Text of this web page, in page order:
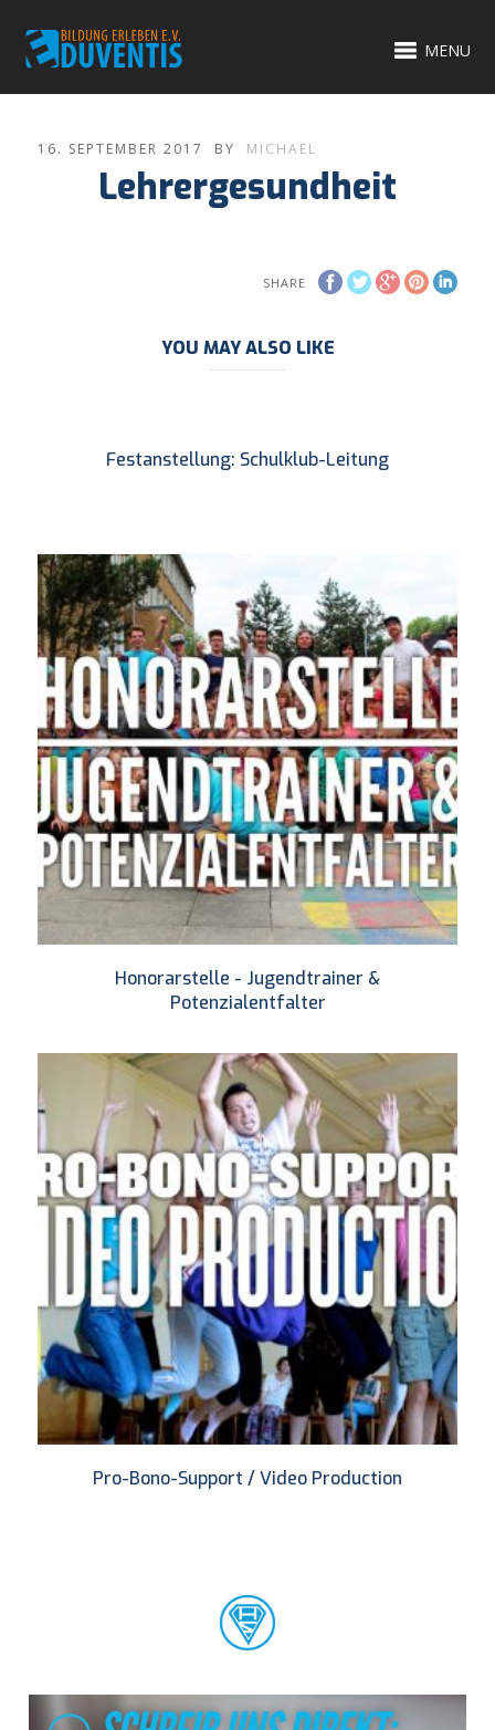
MENU
16. SEPTEMBER 2017 BY MICHAEL
Lehrergesundheit
SHARE
YOU MAY ALSO LIKE
Festanstellung: Schulklub-Leitung
Honorarstelle - Jugendtrainer &
Potenzialentfalter
Pro-Bono-Support / Video Production